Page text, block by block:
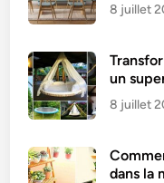
8 juillet
un
8 juillet
dans la